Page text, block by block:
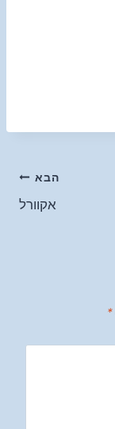
הבא
אקוורל
*